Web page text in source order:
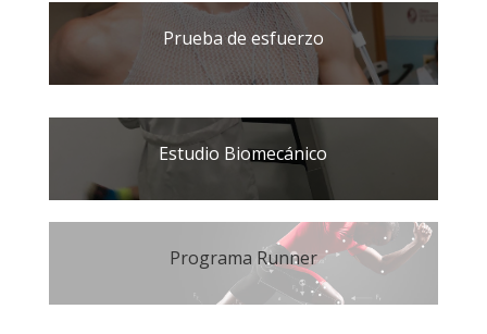
Prueba de esfuerzo
Estudio Biomecánico
Programa Runner